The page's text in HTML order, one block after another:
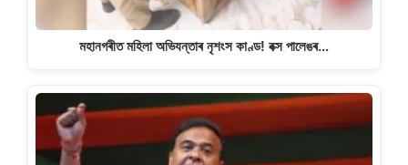
মহানগৰীত মহিলা অভিযন্তাৰ নৃশংস কাণ্ড! বক্স পালেঙৰ…